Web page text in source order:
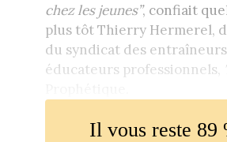
chez les jeunes”, confiait
plus tôt Thierry Hermerel,
du syndicat des
éducateurs professionnels,
Il vous reste 89